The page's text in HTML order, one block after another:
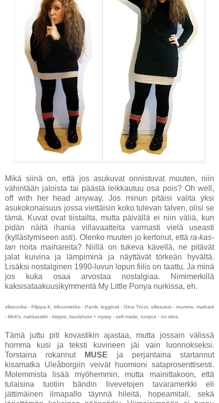
Mikä siinä on, että jos asukuvat onnistuvat muuten, niin
vähintään jaloista tai päästä leikkautuu osa pois? Oh well,
off with her head anyway. Jos minun pitäisi valita yksi
asukokonaisuus jossa viettäisin koko tulevan talven, olisi se
tämä. Kuvat ovat tiistailta, mutta päivällä ei niin väliä, kun
pidän näitä ihania villavaatteita varmasti vielä useasti
(kyllästymiseen asti). Olenko muuten jo kertonut, että ra-kas-
tan noita maihareita? Niillä on tukeva kävellä, ne pitävät
jalat kuivina ja lämpiminä ja näyttävät törkeän hyvältä.
Lisäksi nostalginen 1990-luvun lopun fiilis on taattu. Ja minä
jos kuka osaa arvostaa nostalgiaa. Nimimerkillä
kaksisataakuusikymmentä My Little Ponya nurkissa, eh.
villatunika - Filippa K, trikoomekko - Panik, legginsit - Gina Tricot, villasukat - mummu, maiharit
- Molt's, nahkatakki - kirppis, kaulahuivi + myssy - self made, tumput - no idea.
Tämä juttu piti kovastikin ajastaa, mutta jossain välissä
homma kusi ja teksti kuvineen jäi vain luonnokseksi.
Torstaina rokannut
MUSE ja perjantaina startannut
kisamatka Uleåborgiin veivät huomioni sataprosenttisesti.
Molemmista lisää myöhemmin, mutta mainittakoon, että
tulaisina tuotiin bändin livevetojen tavaramerkki eli
jättimäinen ilmapallo täynnä hileitä, hopeamitali, sekä